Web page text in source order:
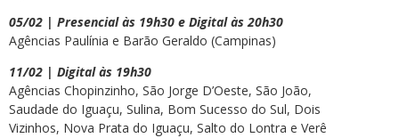
05/02 | Presencial às 19h30 e Digital às 20h30
Agências Paulínia e Barão Geraldo (Campinas)
11/02 | Digital às 19h30
Agências Chopinzinho, São Jorge D’Oeste, São João,
Saudade do Iguaçu, Sulina, Bom Sucesso do Sul, Dois
Vizinhos, Nova Prata do Iguaçu, Salto do Lontra e Verê